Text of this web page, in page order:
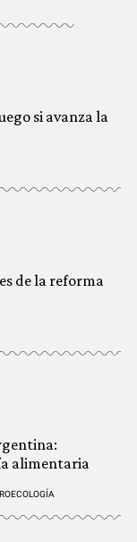
si avanza la
de la reforma
alimentaria